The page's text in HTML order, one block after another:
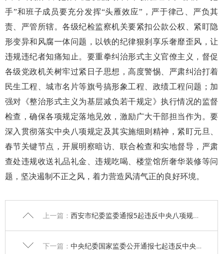
手”和班子成员要充分发挥“头雁效应”，严于律己、严负其
责、严管所辖。各级纪检监察机关要紧扣公款公权、紧盯隐
形变异和风腐一体问题，以铁的纪律狠刹享乐奢靡歪风，让
违规违纪者知痛知止。要重拳纠治形式主义官僚主义，督促
各级党政机关树牢过紧日子思想，高度警惕、严肃纠治打着
民生工程、城市名片等旗号搞形象工程、政绩工程问题；加
强对《整治形式主义为基层减负若干规定》执行情况的监督
检查，确保各项规定落地见效，激励广大干部担当作为。要
深入贯彻落实中央八项规定及其实施细则精神，紧盯元旦、
春节关键节点，开展明察暗访、联合检查和实地督导，严肃
查处违规收送礼品礼金、违规吃喝、楼堂馆所奢华装修等问
题，坚决遏制不正之风，着力营造风清气正的良好环境。
上一篇： 西安市纪委监委通报5起违反中央八项规定精神典型问题
下一篇： 中央纪委国家监委公开通报七起违反中央八项规定精神典型问题